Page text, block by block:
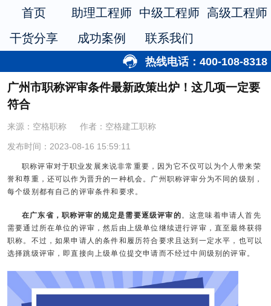
首页 助理工程师 中级工程师 高级工程师
干货分享
成功案例 联系我们
热线电话：400-108-8318
广州市职称评审条件最新政策出炉！这几项一定要
符合
来源：空格职称 作者：空格建工职称
发布时间：2023-08-16 15:59:11
职称评审对于职业发展来说非常重要，因为它不仅可以为个人带来荣
誉和尊重，还可以作为晋升的一种机会。 广州职称评审分为不同的级别，
每个级别都有自己的评审条件和要求。
在广东省，职称评审的规定是需要逐级评审的。这意味着申请人首先
需要通过所在单位的评审，然后由上级单位继续进行评审，直至最终获得
职称。不过，如果申请人的条件和履历符合要求且达到一定水平，也可以
选择跳级评审，即直接向上级单位提交申请而不经过中间级别的评审。